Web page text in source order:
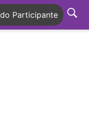
Participante